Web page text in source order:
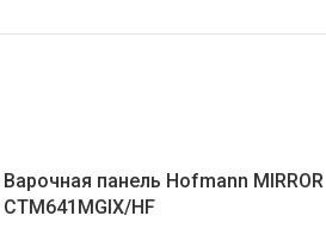
Варочная панель Hofmann MIRROR
CTM641MGIX/HF